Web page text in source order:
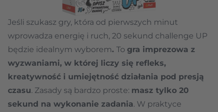
Jeśli szukasz gry, która od pierwszych minut
wprowadza energię i ruch, 20 sekund challenge UP
będzie idealnym wyborem. To gra imprezowa z
wyzwaniami, w której liczy się refleks,
kreatywność i umiejętność działania pod presją
czasu. Zasady są bardzo proste: masz tylko 20
sekund na wykonanie zadania. W praktyce